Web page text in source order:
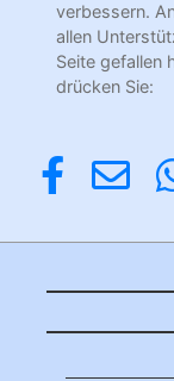
verbessern.
allen
Seite gefallen
drücken Sie: